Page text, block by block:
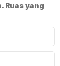
Ruas yang